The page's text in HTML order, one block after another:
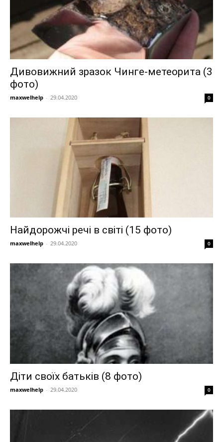
Дивовижний зразок Чинге-метеорита (3
фото)
maxwelhelp - 29.04.2020 0
Найдорожчі речі в світі (15 фото)
maxwelhelp - 29.04.2020 0
Діти своїх батьків (8 фото)
maxwelhelp - 29.04.2020 0